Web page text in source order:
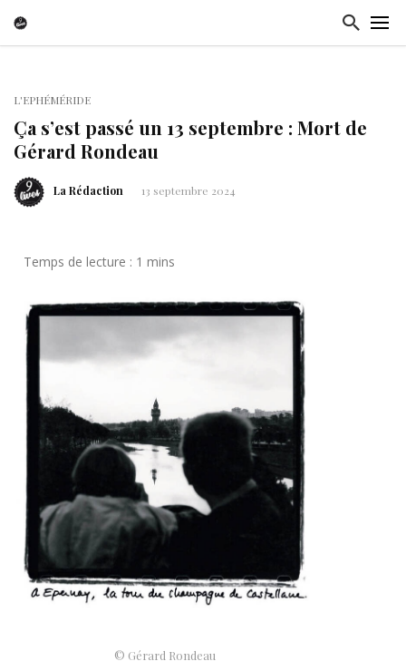
L'EPHÉMÉRIDE
Ça s’est passé un 13 septembre : Mort de
Gérard Rondeau
La Rédaction 13 septembre 2024
© Gérard Rondeau